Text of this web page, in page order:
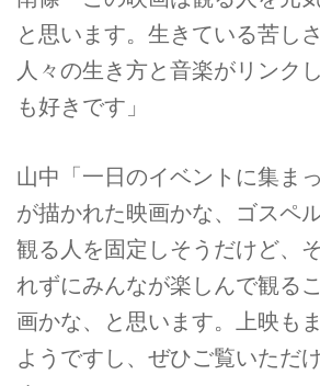
と思います。生きている苦し
人々の生き方と音楽がリンク
も好きです」
山中「一日のイベントに集ま
が描かれた映画かな、ゴスペ
観る人を固定しそうだけど、
れずにみんなが楽しんで観る
画かな、と思います。上映も
ようですし、ぜひご覧いただ